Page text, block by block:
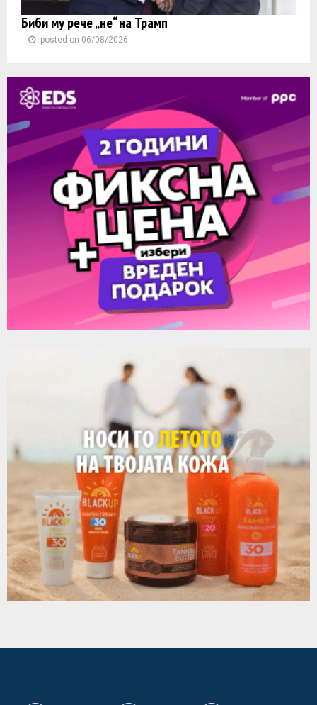
Биби му рече „не“ на Трамп
posted on 06/08/2026